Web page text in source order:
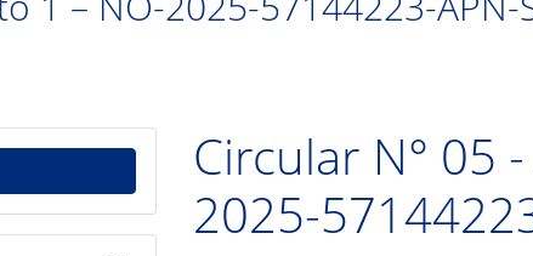
Circular N° 05
2025-